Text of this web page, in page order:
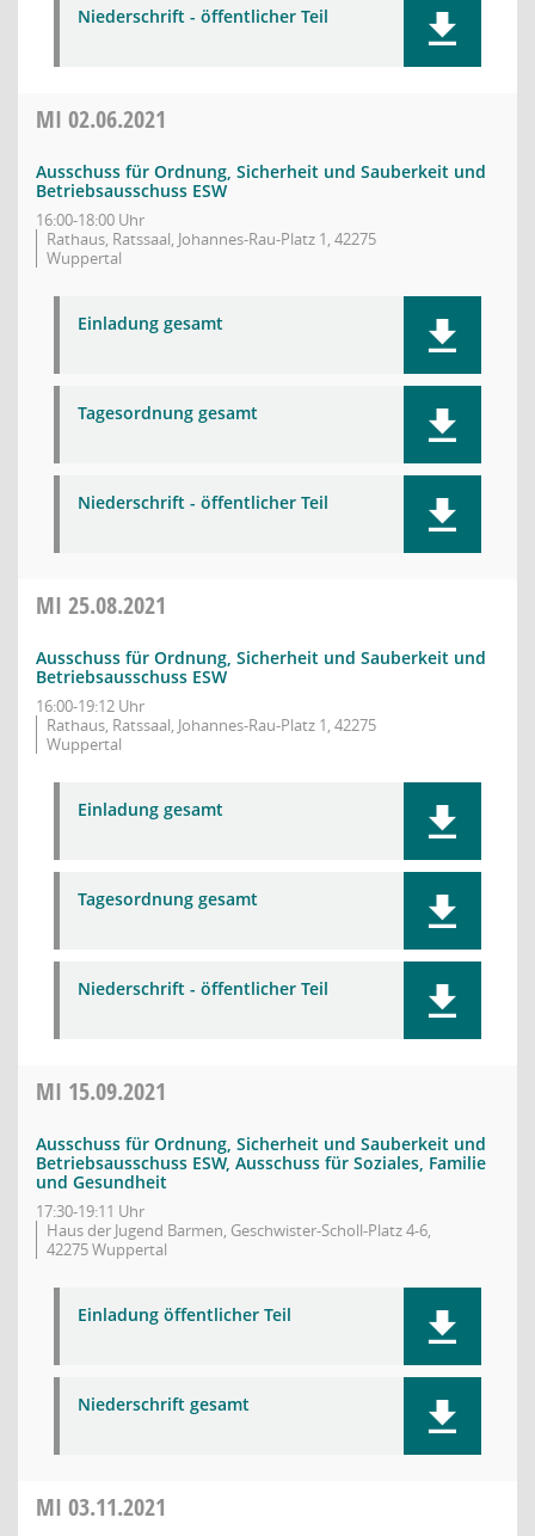
Niederschrift - öffentlicher Teil
MI 02.06.2021
Ausschuss für Ordnung, Sicherheit und Sauberkeit und
Betriebsausschuss ESW
16:00-18:00 Uhr
Rathaus, Ratssaal, Johannes-Rau-Platz 1, 42275
Wuppertal
Einladung gesamt
Tagesordnung gesamt
Niederschrift - öffentlicher Teil
MI 25.08.2021
Ausschuss für Ordnung, Sicherheit und Sauberkeit und
Betriebsausschuss ESW
16:00-19:12 Uhr
Rathaus, Ratssaal, Johannes-Rau-Platz 1, 42275
Wuppertal
Einladung gesamt
Tagesordnung gesamt
Niederschrift - öffentlicher Teil
MI 15.09.2021
Ausschuss für Ordnung, Sicherheit und Sauberkeit und
Betriebsausschuss ESW, Ausschuss für Soziales, Familie
und Gesundheit
17:30-19:11 Uhr
Haus der Jugend Barmen, Geschwister-Scholl-Platz 4-6,
42275 Wuppertal
Einladung öffentlicher Teil
Niederschrift gesamt
MI 03.11.2021